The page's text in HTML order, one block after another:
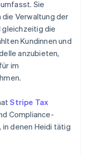
Sie
die Verwaltung der
die
Kundinnen und
anzubieten,
im
Stripe Tax
Compliance-
in denen Heidi tätig